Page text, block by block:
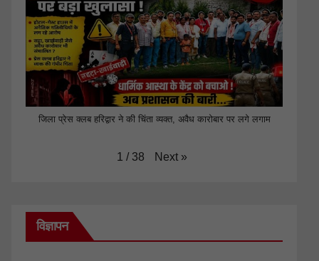
जिला प्रेस क्लब हरिद्वार ने की चिंता व्यक्त, अवैध कारोबार पर लगे लगाम
1 / 38 Next »
विज्ञापन